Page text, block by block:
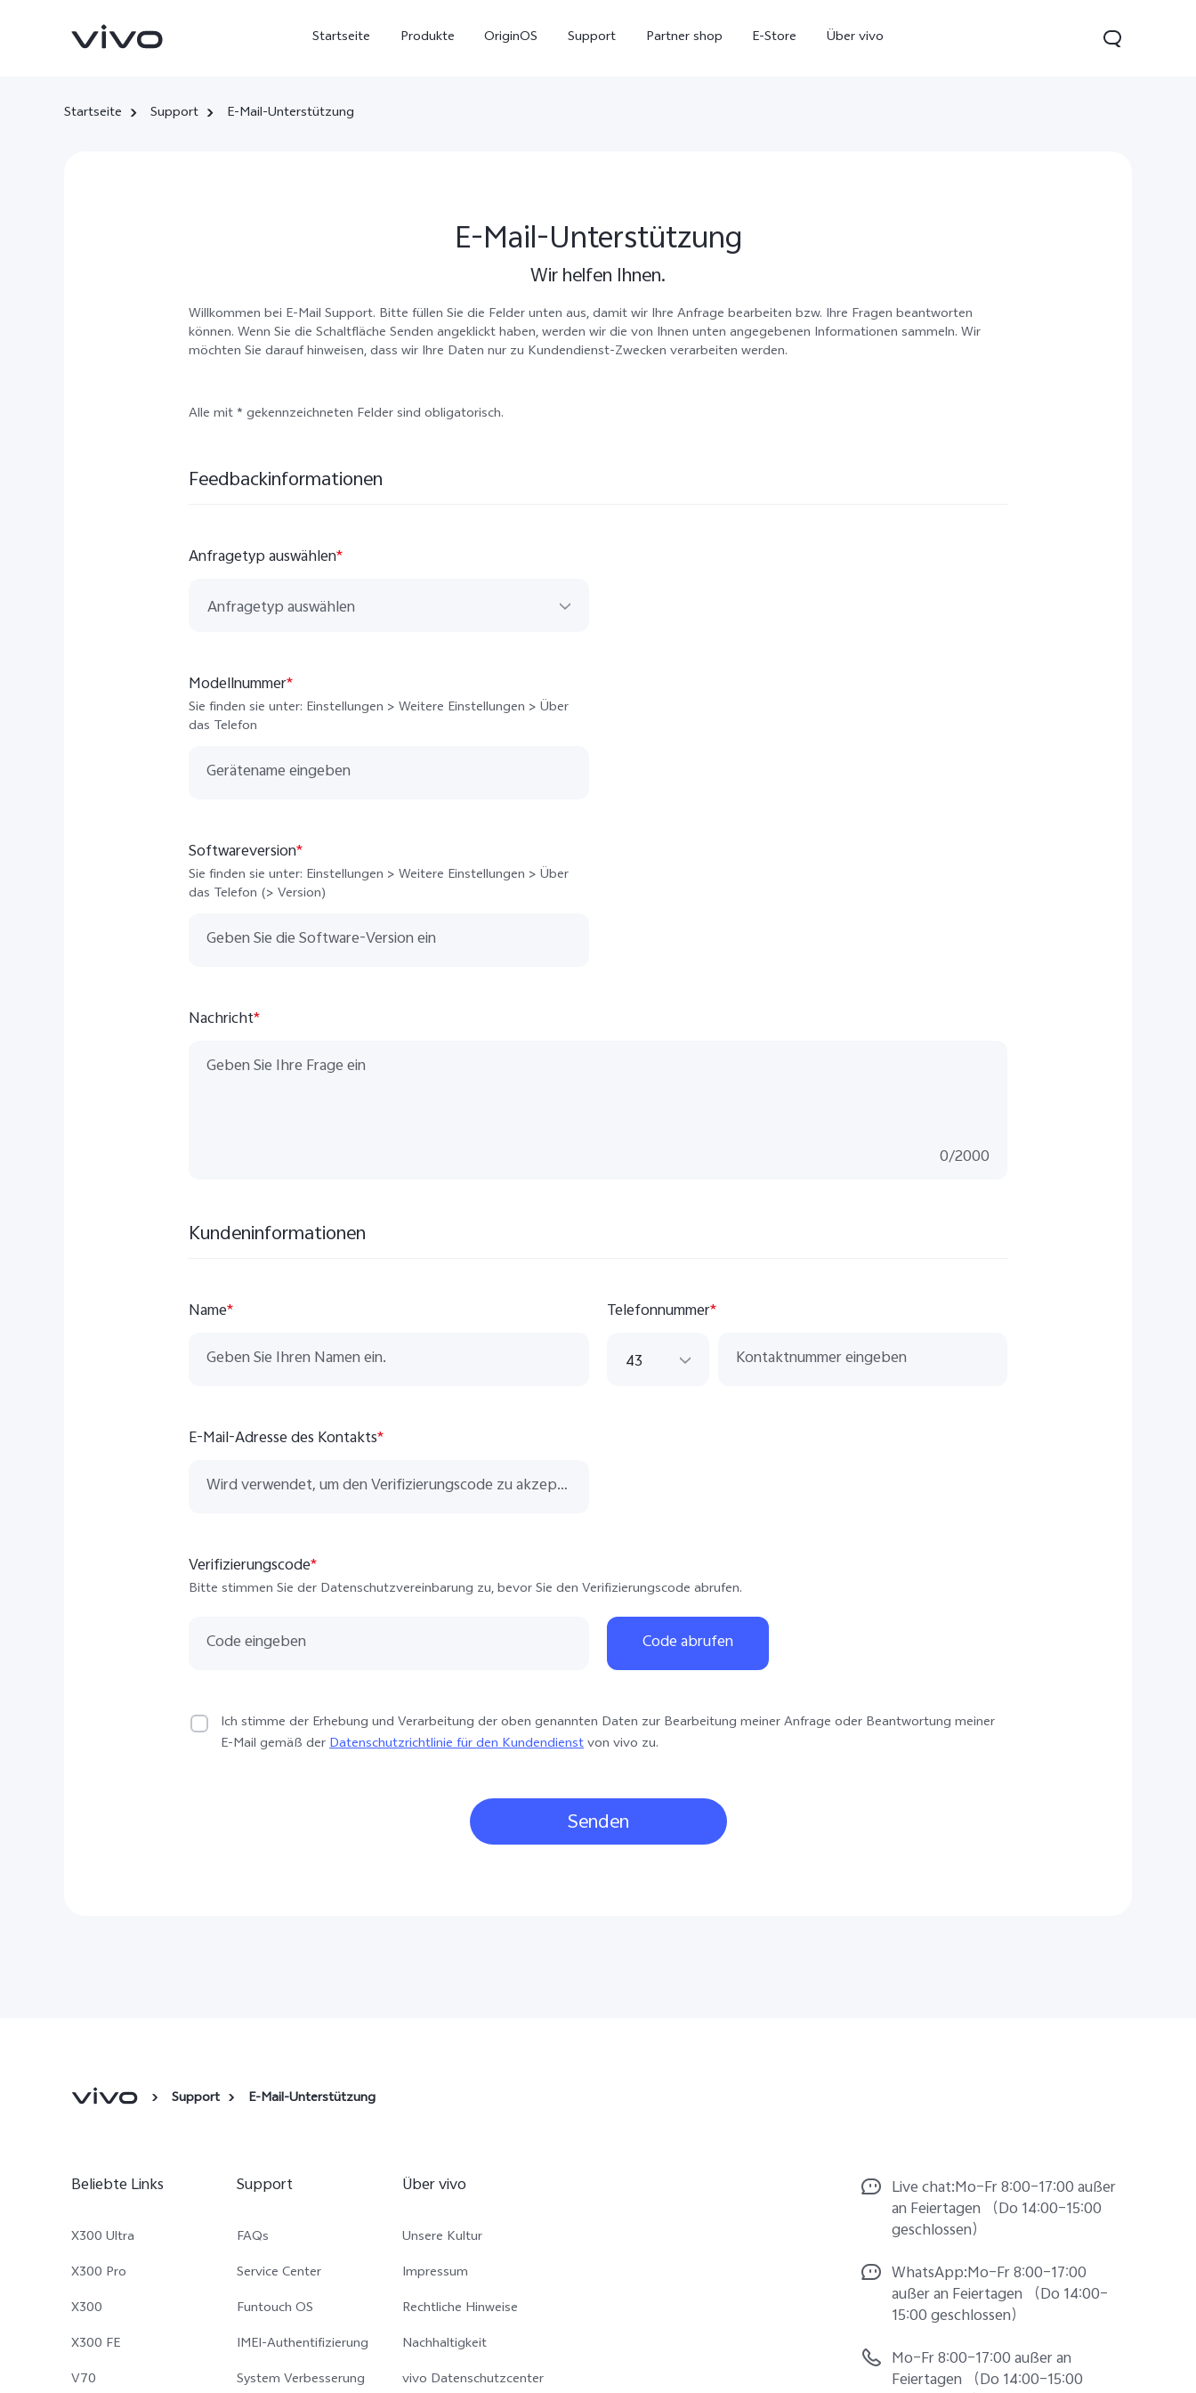
Startseite Produkte OriginOS Support Partner shop E-Store Über vivo
Startseite Support E-Mail-Unterstützung
E-Mail-Unterstützung
Wir helfen Ihnen.
Willkommen bei E-Mail Support. Bitte füllen Sie die Felder unten aus, damit wir Ihre Anfrage bearbeiten bzw. Ihre Fragen beantworten
können. Wenn Sie die Schaltfläche Senden angeklickt haben, werden wir die von Ihnen unten angegebenen Informationen sammeln. Wir
möchten Sie darauf hinweisen, dass wir Ihre Daten nur zu Kundendienst-Zwecken verarbeiten werden.
Alle mit * gekennzeichneten Felder sind obligatorisch.
Feedbackinformationen
Anfragetyp auswählen*
Anfragetyp auswählen
Anregung und Reklamation
Modellnummer*
Sie finden sie unter: Einstellungen > Weitere Einstellungen > Über
das Telefon
Softwareversion*
Sie finden sie unter: Einstellungen > Weitere Einstellungen > Über
das Telefon (> Version)
Nachricht*
0/2000
Kundeninformationen
Name* Telefonnummer*
43
359
39
31
E-Mail-Adresse des Kontakts*
Verifizierungscode*
Bitte stimmen Sie der Datenschutzvereinbarung zu, bevor Sie den Verifizierungscode abrufen.
Code abrufen
Ich stimme der Erhebung und Verarbeitung der oben genannten Daten zur Bearbeitung meiner Anfrage oder Beantwortung meiner
E-Mail gemäß derDatenschutzrichtlinie für den Kundendienstvon vivo zu.
Senden
Support E-Mail-Unterstützung
Beliebte Links
X300 Ultra
X300 Pro
X300
X300 FE
V70
Support
FAQs
Service Center
Funtouch OS
IMEI-Authentifizierung
System Verbesserung
Über vivo
Unsere Kultur
Impressum
Rechtliche Hinweise
Nachhaltigkeit
vivo Datenschutzcenter
Live chat:Mo–Fr 8:00–17:00 außer
an Feiertagen （Do 14:00–15:00
geschlossen）
WhatsApp:Mo–Fr 8:00–17:00
außer an Feiertagen （Do 14:00–
15:00 geschlossen）
Mo–Fr 8:00–17:00 außer an
Feiertagen （Do 14:00–15:00